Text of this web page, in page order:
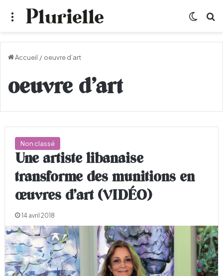
Menu
Accueil / oeuvre d’art
oeuvre d’art
Non classé
Une artiste libanaise
transforme des munitions en
œuvres d’art (VIDÉO)
14 avril 2018